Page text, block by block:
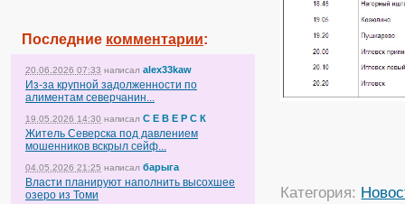
Последние комментарии:
20.06.2026 07:33 написал alex33kaw
Из-за крупной задолженности по
алиментам северчанин...
19.05.2026 14:30 написал С Е В Е Р С К
Житель Северска под давлением
мошенников вскрыл сейф...
04.05.2026 21:25 написал барыга
Власти планируют наполнить высохшее
озеро из Томи
Категория: